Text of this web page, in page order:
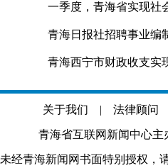
一季度，青海省实现社
青海日报社招聘事业编
青海西宁市财政收支实
关于我们 | 法律顾问
青海省互联网新闻中心
未经青海新闻网书面特别授权，